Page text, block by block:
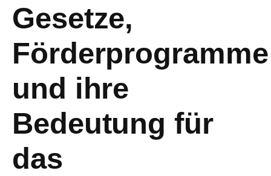
Gesetze,
Förderprogramme
und ihre
Bedeutung für
das